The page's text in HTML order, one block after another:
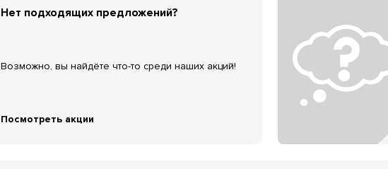
Нет подходящих предложений?
Возможно, вы найдёте что-то среди наших акций!
Посмотреть акции